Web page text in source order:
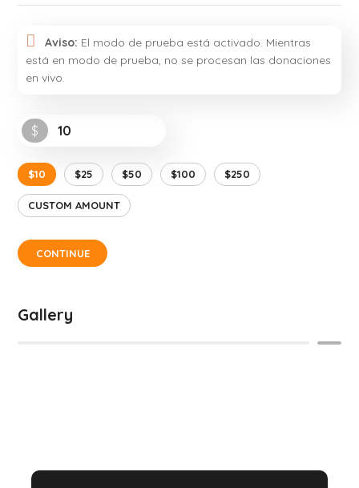
Aviso: El modo de prueba está activado. Mientras
está en modo de prueba, no se procesan las donaciones
en vivo.
$
$10 $25 $50 $100 $250
CUSTOM AMOUNT
CONTINUE
Gallery